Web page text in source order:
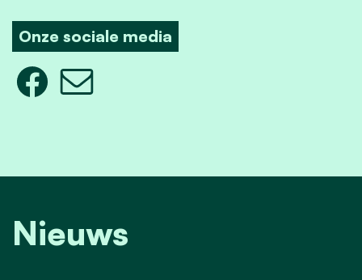
Onze sociale media
Nieuws